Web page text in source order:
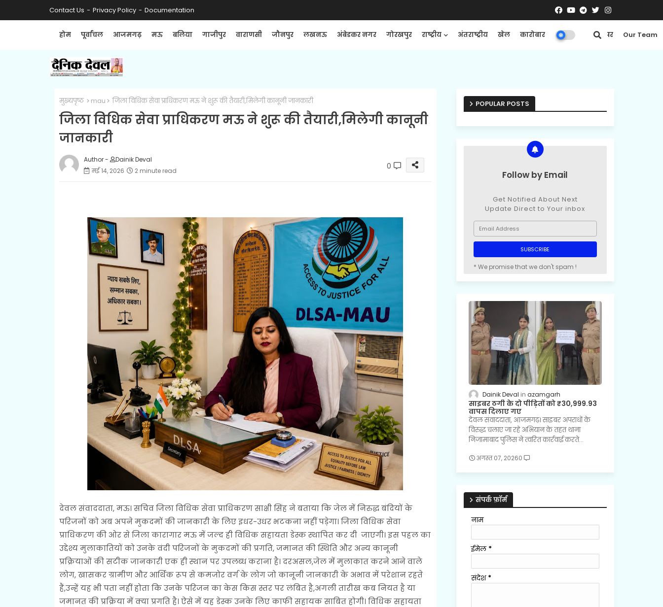
Contact Us Privacy Policy Documentation
होम पूर्वांचल आजमगढ़ मऊ बलिया गाजीपुर वाराणसी जौनपुर लखनऊ अंबेडकर नगर गोरखपुर राष्ट्रीय अंतराष्ट्रीय खेल कारोबार मनोरंजन ई-पेपर Our Team
मुख्यपृष्ठ mau जिला विधिक सेवा प्राधिकरण मऊ ने शुरू की तैयारी,मिलेगी कानूनी जानकारी
जिला विधिक सेवा प्राधिकरण मऊ ने शुरू की तैयारी,मिलेगी कानूनी
जानकारी
Author -
Dainik Deval
मई 14, 2026
2 minute read 0
देवल संवाददाता, मऊ। सचिव जिला विधिक सेवा प्राधिकरण साक्षी सिंह ने बताया कि जेल में निरुद्ध बंदियों के
परिजनों को अब अपने मुकदमों की जानकारी के लिए इधर-उधर भटकना नहीं पड़ेगा। जिला विधिक सेवा
प्राधिकरण की ओर से जिला कारागार मऊ में जल्द ही विधिक सहायता डेस्क स्थापित कर दी जाएगी। इस पहल का
उद्देश्य मुलाकातियों को उनके वंदी परिजनों के मुकदमों की प्रगति, जमानत की स्थिति और अन्य कानूनी
प्रक्रियाओं की सटीक जानकारी एक ही स्थान पर उपलब्ध कराना है। दरअसल,जेल में मुलाकात करने आने वाले
लोग, खासकर ग्रामीण और आर्थिक रूप से कमजोर वर्ग के लोग जो कानूनी जानकारी के अभाव में परेशान रहते
हैं,उन्हें यह भी पता नहीं होता कि उनके परिजन का केस किस स्तर पर लंबित है,अगली तारीख कब नियत है या
जमानत की प्रक्रिया में क्या प्रगति है। ऐसे में यह डेस्क उनके लिए काफी सहायक साबित होगी। विधिक सहायता
POPULAR POSTS
Follow by Email
Get Notified About Next
Update Direct to Your inbox
* We promise that we don't spam !
Dainik Deval azamgarh
साइबर ठगी के दो पीड़ितों को ₹30,999.93
वापस दिलाए गए
देवल संवाददाता, आजमगढ़। साइबर अपराधों के
विरुद्ध चलाए जा रहे अभियान के तहत थाना
निजामाबाद पुलिस ने त्वरित कार्रवाई करते…
अगस्त 07, 20260
संपर्क फ़ॉर्म
नाम
ईमेल *
संदेश *